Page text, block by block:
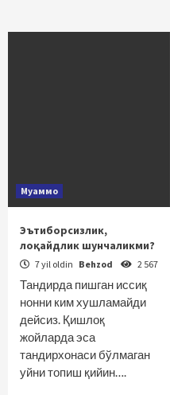
Муаммо
Эътиборсизлик,
лоқайдлик шунчаликми?
7 yil oldin Behzod 2 567
Тандирда пишган иссиқ
нонни ким хушламайди
дейсиз. Қишлоқ
жойларда эса
тандирхонаси бўлмаган
уйни топиш қийин….